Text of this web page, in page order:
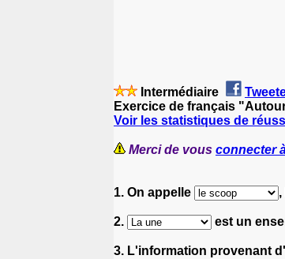
Intermédiaire
Exercice de français
Voir les statistiques de
Merci de vous connecter
1. On appelle
2. est un
3. L'information provenant